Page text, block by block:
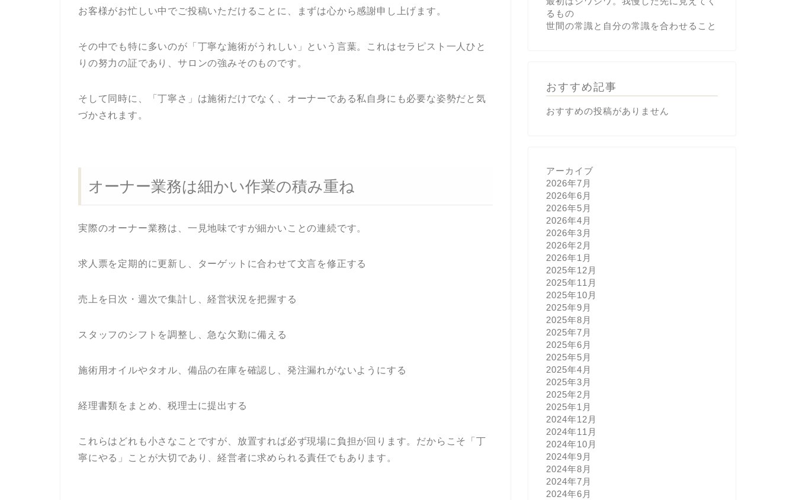
お客様がお忙しい中でご投稿いただけることに、まずは心から感謝申し上げます。
その中でも特に多いのが「丁寧な施術がうれしい」という言葉。これはセラピスト一人ひと
りの努力の証であり、サロンの強みそのものです。
そして同時に、「丁寧さ」は施術だけでなく、オーナーである私自身にも必要な姿勢だと気
づかされます。
オーナー業務は細かい作業の積み重ね
実際のオーナー業務は、一見地味ですが細かいことの連続です。
求人票を定期的に更新し、ターゲットに合わせて文言を修正する
売上を日次・週次で集計し、経営状況を把握する
スタッフのシフトを調整し、急な欠勤に備える
施術用オイルやタオル、備品の在庫を確認し、発注漏れがないようにする
経理書類をまとめ、税理士に提出する
これらはどれも小さなことですが、放置すれば必ず現場に負担が回ります。だからこそ「丁
寧にやる」ことが大切であり、経営者に求められる責任でもあります。
るもの
世間の常識と自分の常識を合わせること
おすすめ記事
おすすめの投稿がありません
アーカイブ
2026年7月
2026年6月
2026年5月
2026年4月
2026年3月
2026年2月
2026年1月
2025年12月
2025年11月
2025年10月
2025年9月
2025年8月
2025年7月
2025年6月
2025年5月
2025年4月
2025年3月
2025年2月
2025年1月
2024年12月
2024年11月
2024年10月
2024年9月
2024年8月
2024年7月
2024年6月